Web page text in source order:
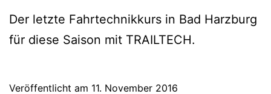
Der letzte Fahrtechnikkurs in Bad Harzburg
für diese Saison mit TRAILTECH.
Veröffentlicht am 11. November 2016